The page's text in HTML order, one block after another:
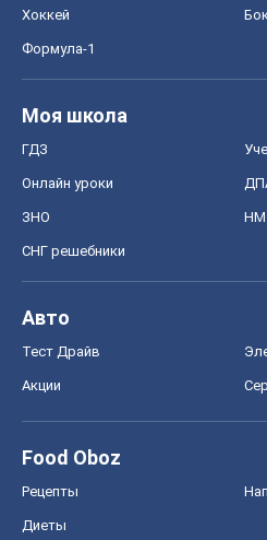
Хоккей
Формула-1
Моя школа
ГДЗ
Онлайн уроки
ЗНО
СНГ решебники
Авто
Тест Драйв
Акции
Food Oboz
Рецепты
Диеты